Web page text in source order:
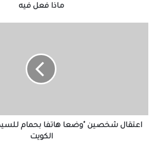
ماذا فعل فيه
في
الكويت
اعتقال شخصين "وضعا هاتفا بحمام
الكويت